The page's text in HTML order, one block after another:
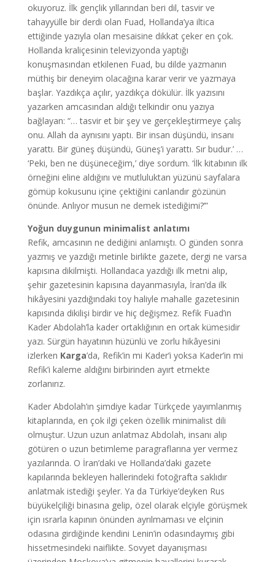
okuyoruz. İlk gençlik yıllarından beri dil, tasvir ve
tahayyülle bir derdi olan Fuad, Hollanda’ya iltica
ettiğinde yazıyla olan mesaisine dikkat çeker en çok.
Hollanda kraliçesinin televizyonda yaptığı
konuşmasından etkilenen Fuad, bu dilde yazmanın
müthiş bir deneyim olacağına karar verir ve yazmaya
başlar. Yazdıkça açılır, yazdıkça dökülür. İlk yazısını
yazarken amcasından aldığı telkindir onu yazıya
bağlayan: “… tasvir et bir şey ve gerçekleştirmeye çalış
onu. Allah da aynısını yaptı. Bir insan düşündü, insanı
yarattı. Bir güneş düşündü, Güneş’i yarattı. Sır budur.’ …
‘Peki, ben ne düşüneceğim,’ diye sordum. ‘İlk kitabının ilk
örneğini eline aldığını ve mutluluktan yüzünü sayfalara
gömüp kokusunu içine çektiğini canlandır gözünün
önünde. Anlıyor musun ne demek istediğimi?’”
Yoğun duygunun minimalist anlatımı
Refik, amcasının ne dediğini anlamıştı. O günden sonra
yazmış ve yazdığı metinle birlikte gazete, dergi ne varsa
kapısına dikilmişti. Hollandaca yazdığı ilk metni alıp,
şehir gazetesinin kapısına dayanmasıyla, İran’da ilk
hikâyesini yazdığındaki toy haliyle mahalle gazetesinin
kapısında dikilişi birdir ve hiç değişmez. Refik Fuad’ın
Kader Abdolah’la kader ortaklığının en ortak kümesidir
yazı. Sürgün hayatının hüzünlü ve zorlu hikâyesini
izlerken Karga’da, Refik’in mi Kader’i yoksa Kader’in mi
Refik’i kaleme aldığını birbirinden ayırt etmekte
zorlanırız.
Kader Abdolah’ın şimdiye kadar Türkçede yayımlanmış
kitaplarında, en çok ilgi çeken özellik minimalist dili
olmuştur. Uzun uzun anlatmaz Abdolah, insanı alıp
götüren o uzun betimleme paragraflarına yer vermez
yazılarında. O İran’daki ve Hollanda’daki gazete
kapılarında bekleyen hallerindeki fotoğrafta saklıdır
anlatmak istediği şeyler. Ya da Türkiye’deyken Rus
büyükelçiliği binasına gelip, özel olarak elçiyle görüşmek
için ısrarla kapının önünden ayrılmaması ve elçinin
odasına girdiğinde kendini Lenin’in odasındaymış gibi
hissetmesindeki naiflikte. Sovyet dayanışması